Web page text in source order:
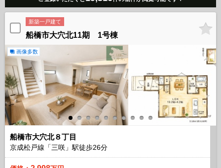
新築一戸建て
船橋市大穴北11期 1号棟
画像多数
船橋市大穴北８丁目
京成松戸線「三咲」駅徒歩26分